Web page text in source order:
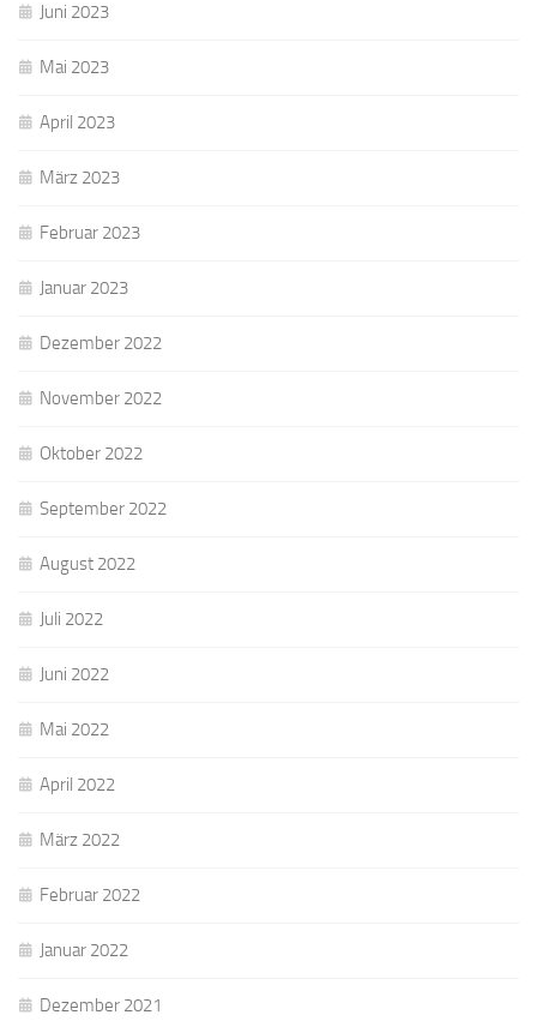
Juni 2023
Mai 2023
April 2023
März 2023
Februar 2023
Januar 2023
Dezember 2022
November 2022
Oktober 2022
September 2022
August 2022
Juli 2022
Juni 2022
Mai 2022
April 2022
März 2022
Februar 2022
Januar 2022
Dezember 2021